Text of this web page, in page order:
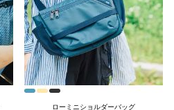
ローミニショルダーバッグ